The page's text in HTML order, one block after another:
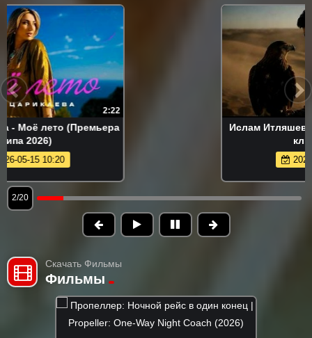
3:02
Ислам Итляшев - На руках (Премьера
2/20
Скачать Фильмы
Фильмы